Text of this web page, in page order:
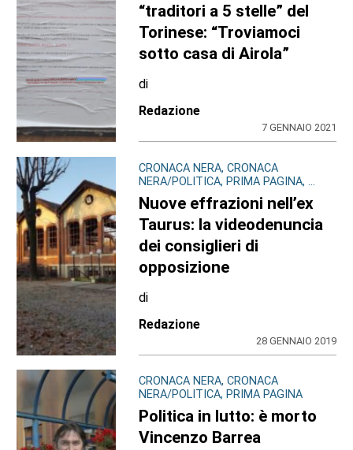
“traditori a 5 stelle” del
Torinese: “Troviamoci
sotto casa di Airola”
di
Redazione
7 GENNAIO 2021
CRONACA NERA, CRONACA
NERA/POLITICA, PRIMA PAGINA, ...
Nuove effrazioni nell’ex
Taurus: la videodenuncia
dei consiglieri di
opposizione
di
Redazione
28 GENNAIO 2019
CRONACA NERA, CRONACA
NERA/POLITICA, PRIMA PAGINA
Politica in lutto: è morto
Vincenzo Barrea